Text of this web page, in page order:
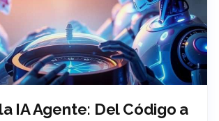
IA Agente: Del Código a